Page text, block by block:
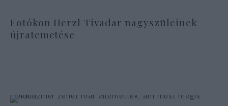
Fotókon Herzl Tivadar nagyszüleinek
újratemetése